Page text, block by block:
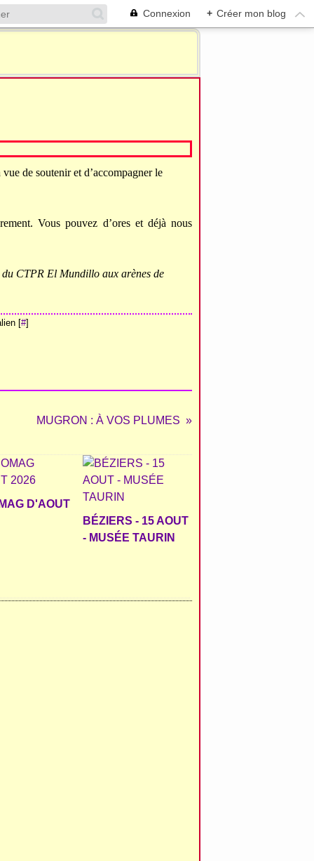
Connexion + Créer mon blog
vue de soutenir et d’accompagner le
Vous pouvez d’ores et déjà nous
CTPR El Mundillo aux arènes de
[#]
MUGRON : À VOS PLUMES
D'AOUT
BÉZIERS - 15 AOUT
- MUSÉE TAURIN